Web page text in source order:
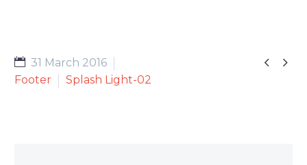
 
31 March 2016
Footer
Splash Light-02